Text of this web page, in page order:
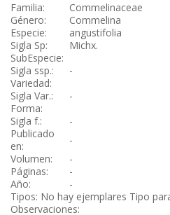
Familia:
Commelinaceae
Género:
Commelina
Especie:
angustifolia
Sigla Sp:
Michx.
SubEspecie:
Sigla ssp.:
-
Variedad:
Sigla Var.:
-
Forma:
Sigla f.:
-
Publicado
en:
-
Volumen:
-
Páginas:
-
Año:
-
Tipos: No hay ejemplares Tipo
Observaciones: